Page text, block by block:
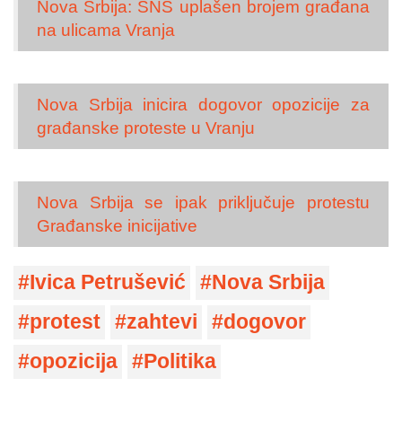
Nova Srbija: SNS uplašen brojem građana
na ulicama Vranja
Nova Srbija inicira dogovor opozicije za
građanske proteste u Vranju
Nova Srbija se ipak priključuje protestu
Građanske inicijative
Ivica Petrušević
Nova Srbija
protest
zahtevi
dogovor
opozicija
Politika